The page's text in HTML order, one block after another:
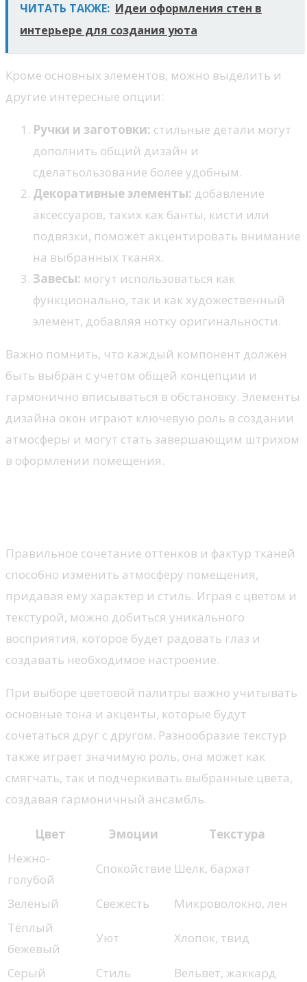
ЧИТАТЬ ТАКЖЕ: Идеи оформления стен в
интерьере для создания уюта
Кроме основных элементов, можно выделить и
другие интересные опции:
Ручки и заготовки: стильные детали могут
дополнить общий дизайн и
сделатьользование более удобным.
Декоративные элементы: добавление
аксессуаров, таких как банты, кисти или
подвязки, поможет акцентировать внимание
на выбранных тканях.
Завесы: могут использоваться как
функционально, так и как художественный
элемент, добавляя нотку оригинальности.
Важно помнить, что каждый компонент должен
быть выбран с учетом общей концепции и
гармонично вписываться в обстановку. Элементы
дизайна окон играют ключевую роль в создании
атмосферы и могут стать завершающим штрихом
в оформлении помещения.
Правильное сочетание оттенков и фактур тканей
способно изменить атмосферу помещения,
придавая ему характер и стиль. Играя с цветом и
текстурой, можно добиться уникального
восприятия, которое будет радовать глаз и
создавать необходимое настроение.
При выборе цветовой палитры важно учитывать
основные тона и акценты, которые будут
сочетаться друг с другом. Разнообразие текстур
также играет значимую роль, она может как
смягчать, так и подчеркивать выбранные цвета,
создавая гармоничный ансамбль.
Цвет Эмоции
Текстура
Нежно-
голубой
Спокойствие Шелк, бархат
Зелёный Свежесть
Микроволокно, лен
Тёплый
бежевый
Уют Хлопок, твид
Серый Стиль
Вельвет, жаккард